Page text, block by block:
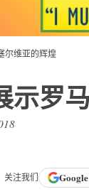
尔维亚的辉煌
示罗
关注我们 Google